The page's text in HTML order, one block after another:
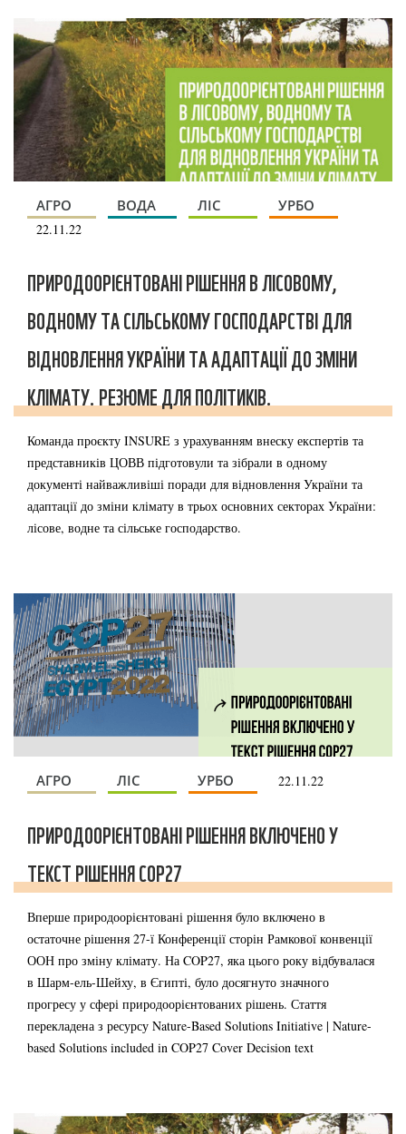
АГРО ВОДА ЛІС УРБО
22.11.22
ПРИРОДООРІЄНТОВАНІ РІШЕННЯ В ЛІСОВОМУ,
ВОДНОМУ ТА СІЛЬСЬКОМУ ГОСПОДАРСТВІ ДЛЯ
ВІДНОВЛЕННЯ УКРАЇНИ ТА АДАПТАЦІЇ ДО ЗМІНИ
КЛІМАТУ. РЕЗЮМЕ ДЛЯ ПОЛІТИКІВ.
Команда проєкту INSURE з урахуванням внеску експертів та
представників ЦОВВ підготовули та зібрали в одному
документі найважливіші поради для відновлення України та
адаптації до зміни клімату в трьох основних секторах України:
лісове, водне та сільське господарство.
АГРО ЛІС УРБО 22.11.22
ПРИРОДООРІЄНТОВАНІ РІШЕННЯ ВКЛЮЧЕНО У
ТЕКСТ РІШЕННЯ COP27
Вперше природоорієнтовані рішення було включено в
остаточне рішення 27-ї Конференції сторін Рамкової конвенції
ООН про зміну клімату. На COP27, яка цього року відбувалася
в Шарм-ель-Шейху, в Єгипті, було досягнуто значного
прогресу у сфері природоорієнтованих рішень. Стаття
перекладена з ресурсу Nature-Based Solutions Initiative | Nature-
based Solutions included in COP27 Cover Decision text